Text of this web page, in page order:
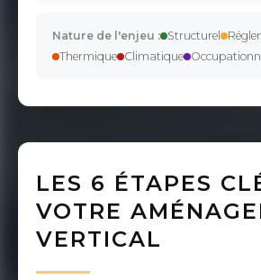
Nature de l'enjeu : Structurel
Thermique Climatique
LES 6 ÉTAPES
VOTRE
VERTICAL